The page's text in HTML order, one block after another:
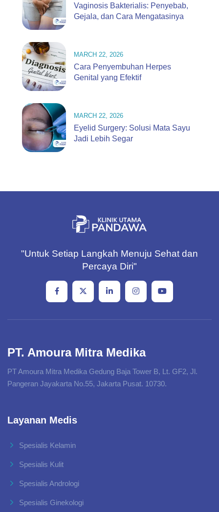
Vaginosis Bakterialis: Penyebab,
Gejala, dan Cara Mengatasinya
MARCH 22, 2026
Cara Penyembuhan Herpes
Genital yang Efektif
MARCH 22, 2026
Eyelid Surgery: Solusi Mata Sayu
Jadi Lebih Segar
"Untuk Setiap Langkah Menuju Sehat dan
Percaya Diri"
PT. Amoura Mitra Medika
PT Amoura Mitra Medika Gedung Baja Tower B, Lt. GF2, Jl.
Pangeran Jayakarta No.55, Jakarta Pusat. 10730.
Layanan Medis
Spesialis Kelamin
Spesialis Kulit
Spesialis Andrologi
Spesialis Ginekologi